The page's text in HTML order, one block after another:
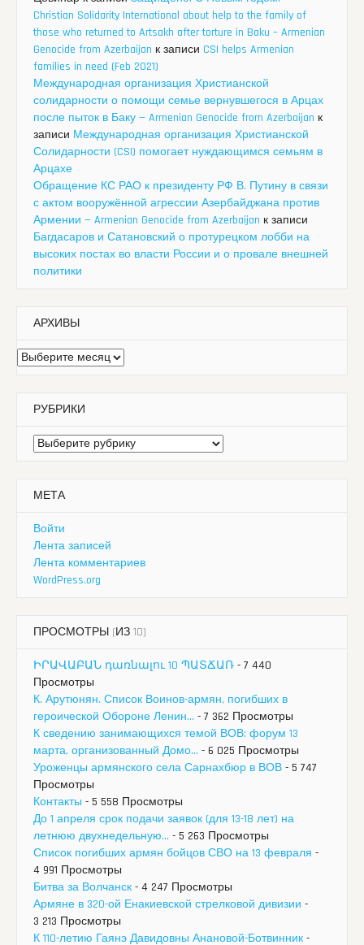
Christian Solidarity International about help to the family of
those who returned to Artsakh after torture in Baku – Armenian
Genocide from Azerbaijan к записи CSI helps Armenian
families in need (Feb 2021)
Международная организация Христианской
солидарности о помощи семье вернувшегося в Арцах
после пыток в Баку — Armenian Genocide from Azerbaijan к
записи Международная организация Христианской
Солидарности (CSI) помогает нуждающимся семьям в
Арцахе
Обращение КС РАО к президенту РФ В. Путину в связи
с актом вооружённой агрессии Азербайджана против
Армении — Armenian Genocide from Azerbaijan к записи
Багдасаров и Сатановский о протурецком лобби на
высоких постах во власти России и о провале внешней
политики
АРХИВЫ
Архивы
РУБРИКИ
Рубрики
МЕТА
Войти
Лента записей
Лента комментариев
WordPress.org
ПРОСМОТРЫ (ИЗ 10)
ԻՐԱՎԱԲԱՆ դառնալու 10 ՊԱՏՃԱՌ - 7 440
Просмотры
К. Арутюнян. Список Воинов-армян, погибших в
героической Обороне Ленин... - 7 362 Просмотры
К сведению занимающихся темой ВОВ: форум 13
марта, организованный Домо... - 6 025 Просмотры
Уроженцы армянского села Сарнахбюр в ВОВ - 5 747
Просмотры
Контакты - 5 558 Просмотры
До 1 апреля срок подачи заявок (для 13-18 лет) на
летнюю двухнедельную... - 5 263 Просмотры
Список погибших армян бойцов СВО на 13 февраля -
4 991 Просмотры
Битва за Волчанск - 4 247 Просмотры
Армяне в 320-ой Енакиевской стрелковой дивизии -
3 213 Просмотры
К 110-летию Гаянэ Давидовны Анановой-Ботвинник -